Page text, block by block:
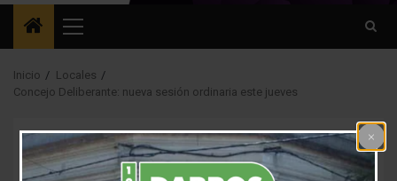
Menú
principal
Inicio
Locales
Concejo Deliberante: nueva sesión ordinaria este jueves
Locales Política Local